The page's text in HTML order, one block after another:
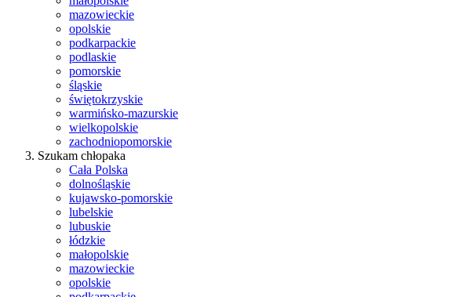
mazowieckie
opolskie
podkarpackie
podlaskie
pomorskie
śląskie
świętokrzyskie
warmińsko-mazurskie
wielkopolskie
zachodniopomorskie
Szukam chłopaka
Cała Polska
dolnośląskie
kujawsko-pomorskie
lubelskie
lubuskie
łódzkie
małopolskie
mazowieckie
opolskie